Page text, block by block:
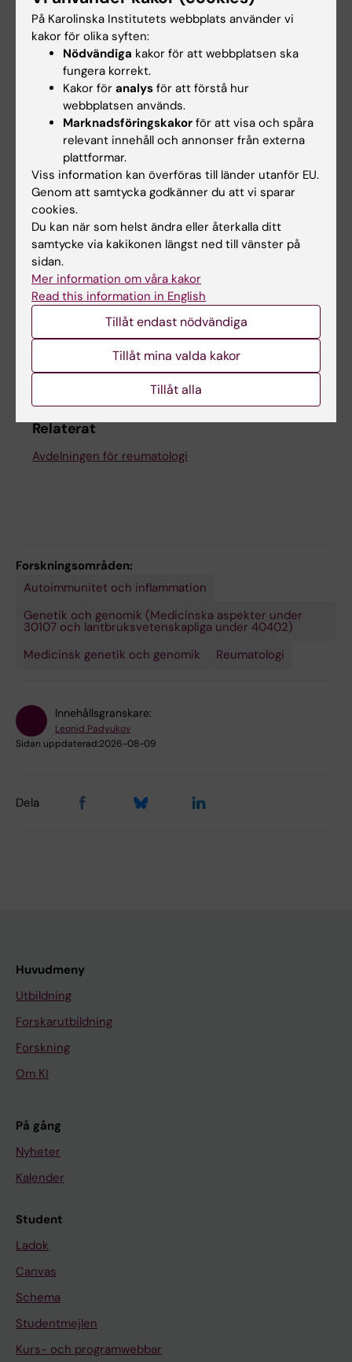
reumatoid artrit, specifikt i relation till MTX-
och anti-TNF-behandling.
Vår forskningsstrategi är att kombinera en
translational ansats med grundvetenskap
genom att analysera kliniskt material från
tillgängliga biobanker och utforska nya
bioinformatiska verktyg för dataintegration.
Foto: Leonid Padyukov. Från vänster: Lina Diaz,
Natalia Rivera, Barbro Larsson, Niyaz Yusoof,
Leonid Padyukov, Anna Dzebisashvili, Zaihua
Zhu.
CMM Leonid Padyukov Group
Relaterat
Avdelningen för reumatologi
Forskningsområden:
Autoimmunitet och inflammation
Genetik och genomik (Medicinska aspekter under
30107 och lantbruksvetenskapliga under 40402)
Medicinsk genetik och genomik
Reumatologi
Innehållsgranskare:
Leonid Padyukov
Sidan uppdaterad:2026-08-09
Dela
Huvudmeny
Utbildning
Forskarutbildning
Forskning
Om KI
På gång
Nyheter
Kalender
Student
Ladok
Canvas
Schema
Studentmejlen
Kurs- och programwebbar
På Karolinska Institutets webbplats använder vi
kakor för olika syften:
Nödvändiga kakor för att webbplatsen ska
fungera korrekt.
Kakor för analys för att förstå hur
webbplatsen används.
Marknadsföringskakor för att visa och spåra
relevant innehåll och annonser från externa
plattformar.
Viss information kan överföras till länder utanför EU.
Genom att samtycka godkänner du att vi sparar
cookies.
Du kan när som helst ändra eller återkalla ditt
samtycke via kakikonen längst ned till vänster på
sidan.
Mer information om våra kakor
Read this information in English
Tillåt endast nödvändiga
Tillåt mina valda kakor
Tillåt alla